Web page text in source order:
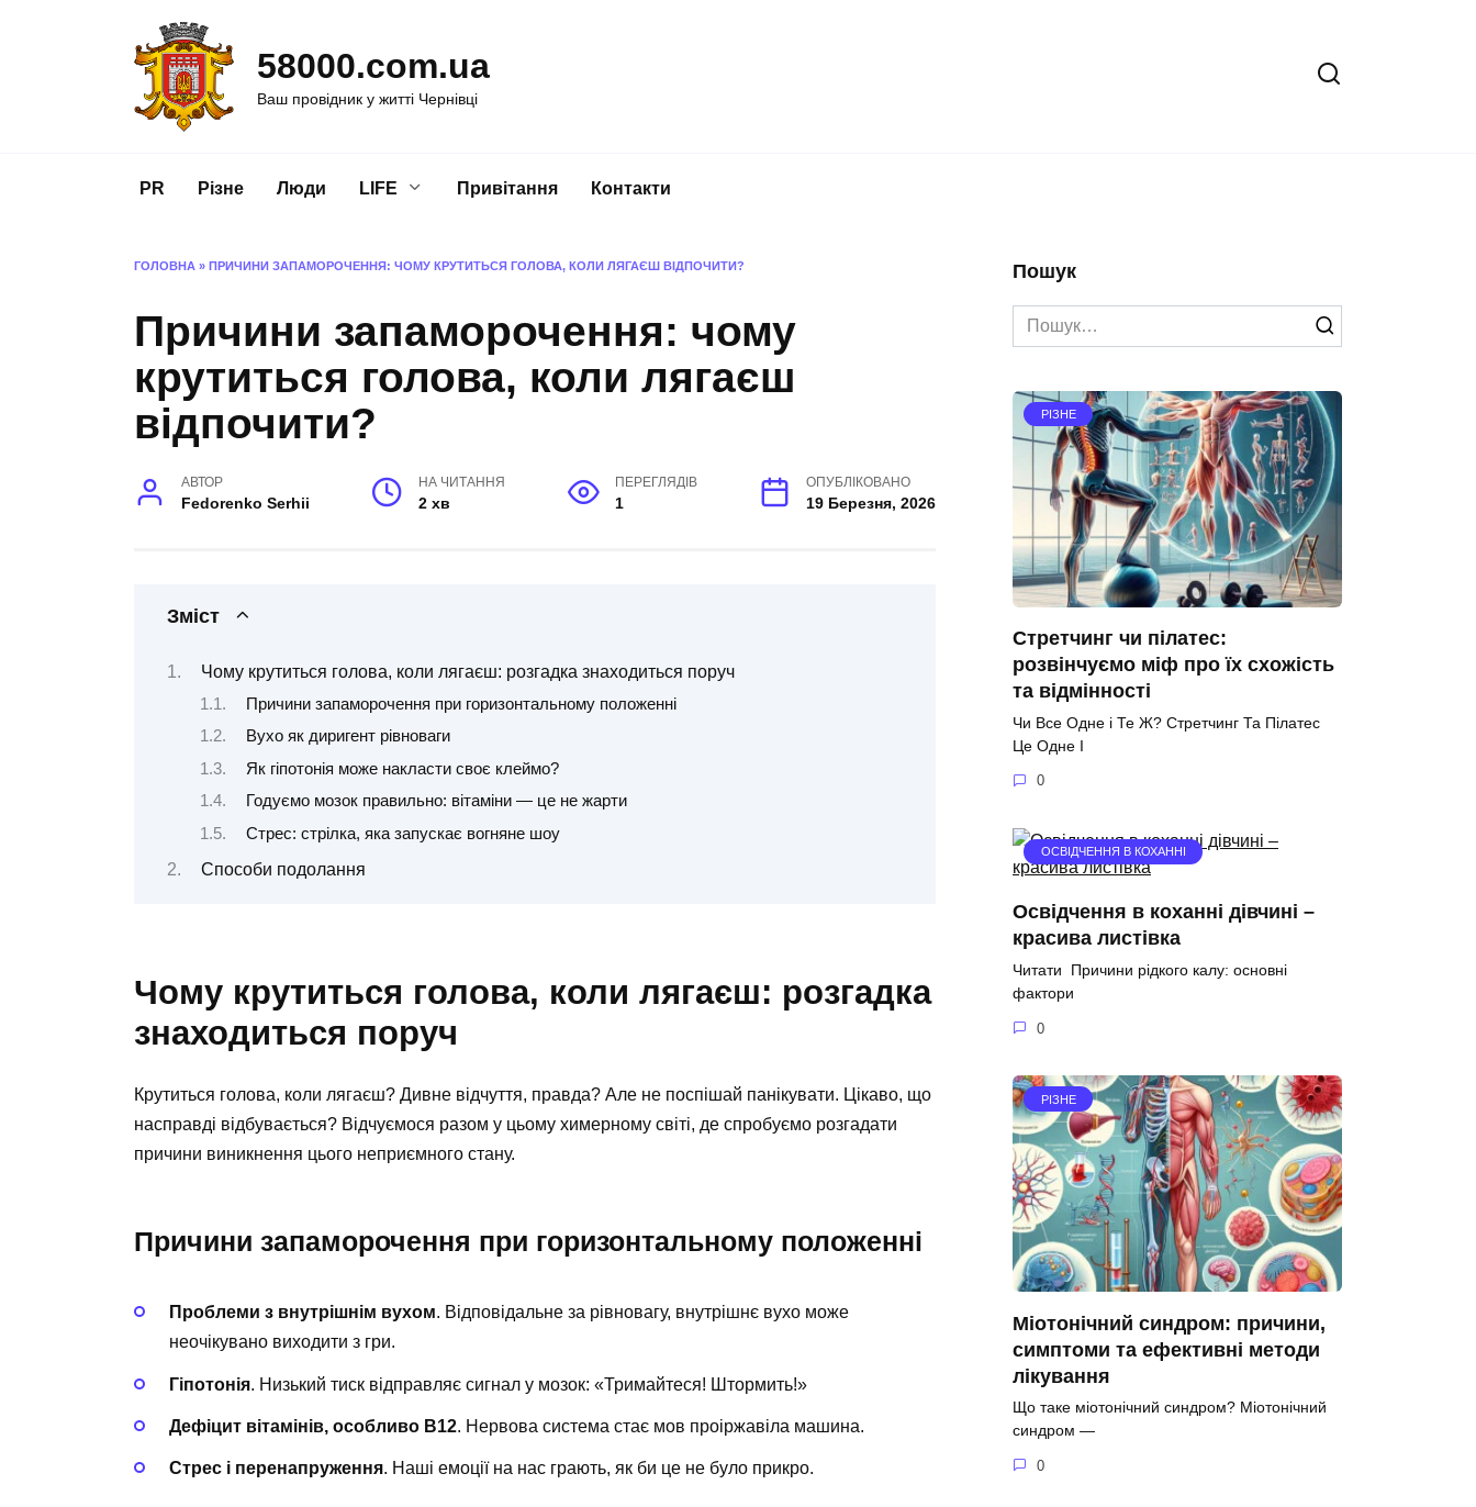
58000.com.ua
Ваш провідник у житті Чернівці
PR Різне Люди LIFE Привітання Контакти
ГОЛОВНА » ПРИЧИНИ ЗАПАМОРОЧЕННЯ: ЧОМУ КРУТИТЬСЯ ГОЛОВА, КОЛИ ЛЯГАЄШ ВІДПОЧИТИ?
Причини запаморочення: чому
крутиться голова, коли лягаєш
відпочити?
АВТОР
Fedorenko Serhii
НА ЧИТАННЯ
2 хв
ПЕРЕГЛЯДІВ
1
ОПУБЛІКОВАНО
19 Березня, 2026
Зміст
Чому крутиться голова, коли лягаєш: розгадка знаходиться поруч
Причини запаморочення при горизонтальному положенні
Вухо як диригент рівноваги
Як гіпотонія може накласти своє клеймо?
Годуємо мозок правильно: вітаміни — це не жарти
Стрес: стрілка, яка запускає вогняне шоу
Способи подолання
Чому крутиться голова, коли лягаєш: розгадка
знаходиться поруч
Крутиться голова, коли лягаєш? Дивне відчуття, правда? Але не поспішай панікувати. Цікаво, що
насправді відбувається? Відчуємося разом у цьому химерному світі, де спробуємо розгадати
причини виникнення цього неприємного стану.
Причини запаморочення при горизонтальному положенні
Проблеми з внутрішнім вухом. Відповідальне за рівновагу, внутрішнє вухо може
неочікувано виходити з гри.
Гіпотонія. Низький тиск відправляє сигнал у мозок: «Тримайтеся! Штормить!»
Дефіцит вітамінів, особливо В12. Нервова система стає мов проіржавіла машина.
Стрес і перенапруження. Наші емоції на нас грають, як би це не було прикро.
Пошук
Search
for:
РІЗНЕ
Стретчинг чи пілатес:
розвінчуємо міф про їх схожість
та відмінності
Чи Все Одне і Те Ж? Стретчинг Та Пілатес
Це Одне І
0
ОСВІДЧЕННЯ В КОХАННІ
Освідчення в коханні дівчині –
красива листівка
Читати Причини рідкого калу: основні
фактори
0
РІЗНЕ
Міотонічний синдром: причини,
симптоми та ефективні методи
лікування
Що таке міотонічний синдром? Міотонічний
синдром —
0